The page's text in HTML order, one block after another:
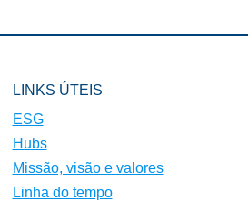
LINKS ÚTEIS
ESG
Hubs
Missão, visão e valores
Linha do tempo